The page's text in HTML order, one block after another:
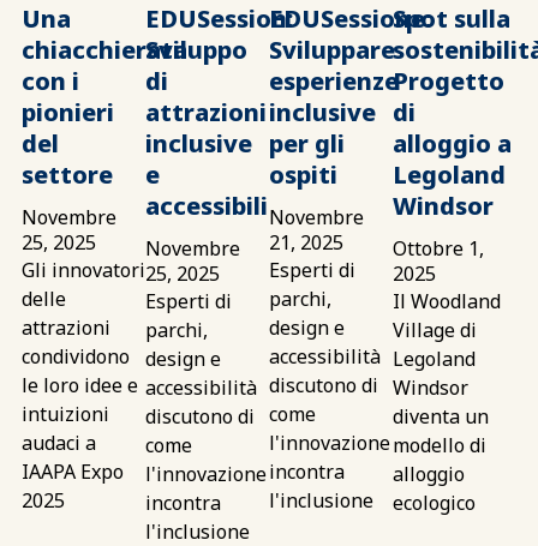
Una
chiacchierata
con i
pionieri
del
settore
Novembre
25, 2025
Gli innovatori
delle
attrazioni
condividono
le loro idee e
intuizioni
audaci a
IAAPA Expo
2025
EDUSession:
Sviluppo
di
attrazioni
inclusive
e
accessibili
Novembre
25, 2025
Esperti di
parchi,
design e
accessibilità
discutono di
come
l'innovazione
incontra
l'inclusione
EDUSessione:
Sviluppare
esperienze
inclusive
per gli
ospiti
Novembre
21, 2025
Esperti di
parchi,
design e
accessibilità
discutono di
come
l'innovazione
incontra
l'inclusione
Spot sulla
Progetto
di
alloggio a
Legoland
Windsor
Ottobre 1,
2025
Il Woodland
Village di
Legoland
Windsor
diventa un
modello di
alloggio
ecologico